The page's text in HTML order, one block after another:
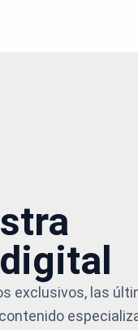
exclusivos, las